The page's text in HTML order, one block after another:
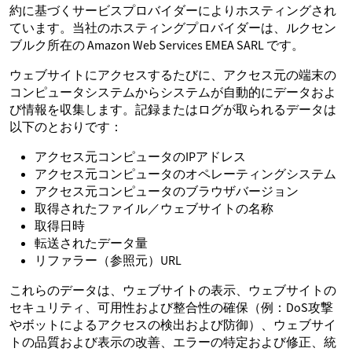
約に基づくサービスプロバイダーによりホスティングされ
ています。当社のホスティングプロバイダーは、ルクセン
ブルク所在の Amazon Web Services EMEA SARL です。
ウェブサイトにアクセスするたびに、アクセス元の端末の
コンピュータシステムからシステムが自動的にデータおよ
び情報を収集します。記録またはログが取られるデータは
以下のとおりです：
アクセス元コンピュータのIPアドレス
アクセス元コンピュータのオペレーティングシステム
アクセス元コンピュータのブラウザバージョン
取得されたファイル／ウェブサイトの名称
取得日時
転送されたデータ量
リファラー（参照元）URL
これらのデータは、ウェブサイトの表示、ウェブサイトの
セキュリティ、可用性および整合性の確保（例：DoS攻撃
やボットによるアクセスの検出および防御）、ウェブサイ
トの品質および表示の改善、エラーの特定および修正、統